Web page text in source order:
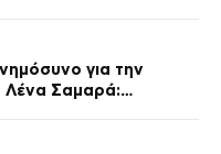
για την
Λένα Σαμαρά: